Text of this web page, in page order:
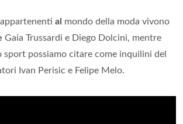
al mondo della moda vivono
Gaia Trussardi e Diego Dolcini, mentre
sport possiamo citare come inquilini del
Ivan Perisic e Felipe Melo.